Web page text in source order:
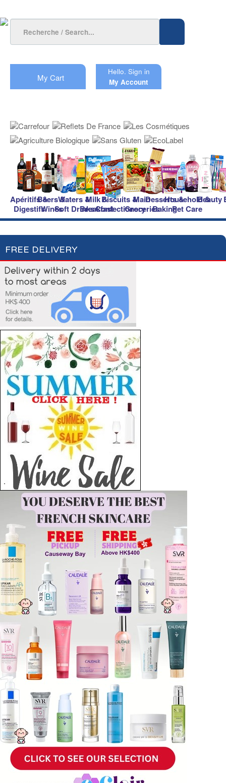
My Cart
Hello. Sign in
My Account
Apéritifs &
Digestifs
Beers &
Wines
Waters &
Soft Drinks
Milk &
Breakfast
Biscuits &
Confectionery
Main
Groceries
Desserts &
Baking
Household &
Pet Care
Beauty
FREE DELIVERY